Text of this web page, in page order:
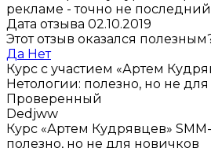
рекламе - точно не
Дата отзыва 02.10.2019
Этот отзыв оказался
Да Нет
Курс с участием «Артем
Нетологии: полезно, но не
Проверенный
Dedjww
Курс «Артем Кудрявцев»
полезно, но не для новичков